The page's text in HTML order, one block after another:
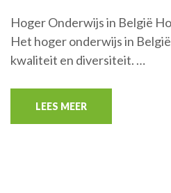
Hoger Onderwijs in België
Het hoger onderwijs in
kwaliteit en diversiteit. …
LEES MEER